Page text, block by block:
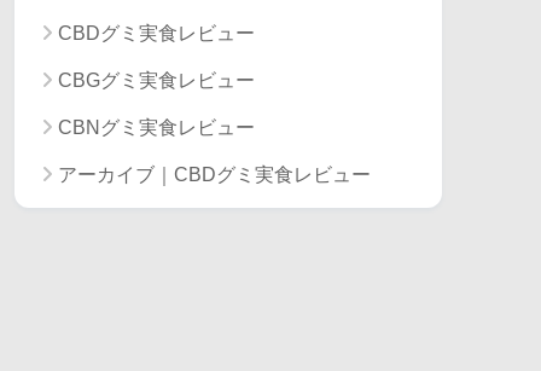
CBDグミ実食レビュー
CBGグミ実食レビュー
CBNグミ実食レビュー
アーカイブ｜CBDグミ実食レビュー